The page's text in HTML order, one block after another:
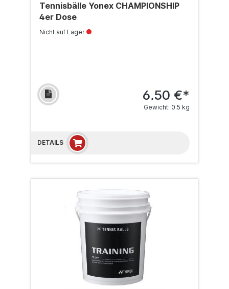
Tennisbälle Yonex CHAMPIONSHIP
4er Dose
Nicht auf Lager
6,50 €*
Gewicht: 0.5 kg
DETAILS